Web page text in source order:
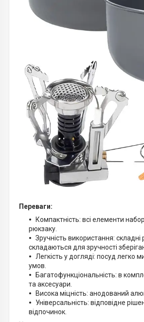
Переваги:
Компактність: всі елементи
рюкзаку.
Зручність використання:
складаються для зручності
Легкість у догляді: посуд легко
умов.
Багатофункціональність: в
та аксесуари.
Висока міцність: анодований
Універсальність: відповідне
відпочинок.